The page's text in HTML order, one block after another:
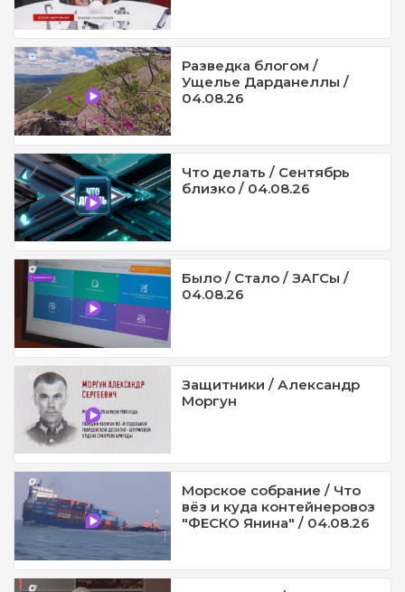
Разведка блогом /
Ущелье Дарданеллы /
04.08.26
Что делать / Сентябрь
близко / 04.08.26
Было / Стало / ЗАГСы /
04.08.26
Защитники / Александр
Моргун
Морское собрание / Что
вёз и куда контейнеровоз
"ФЕСКО Янина" / 04.08.26